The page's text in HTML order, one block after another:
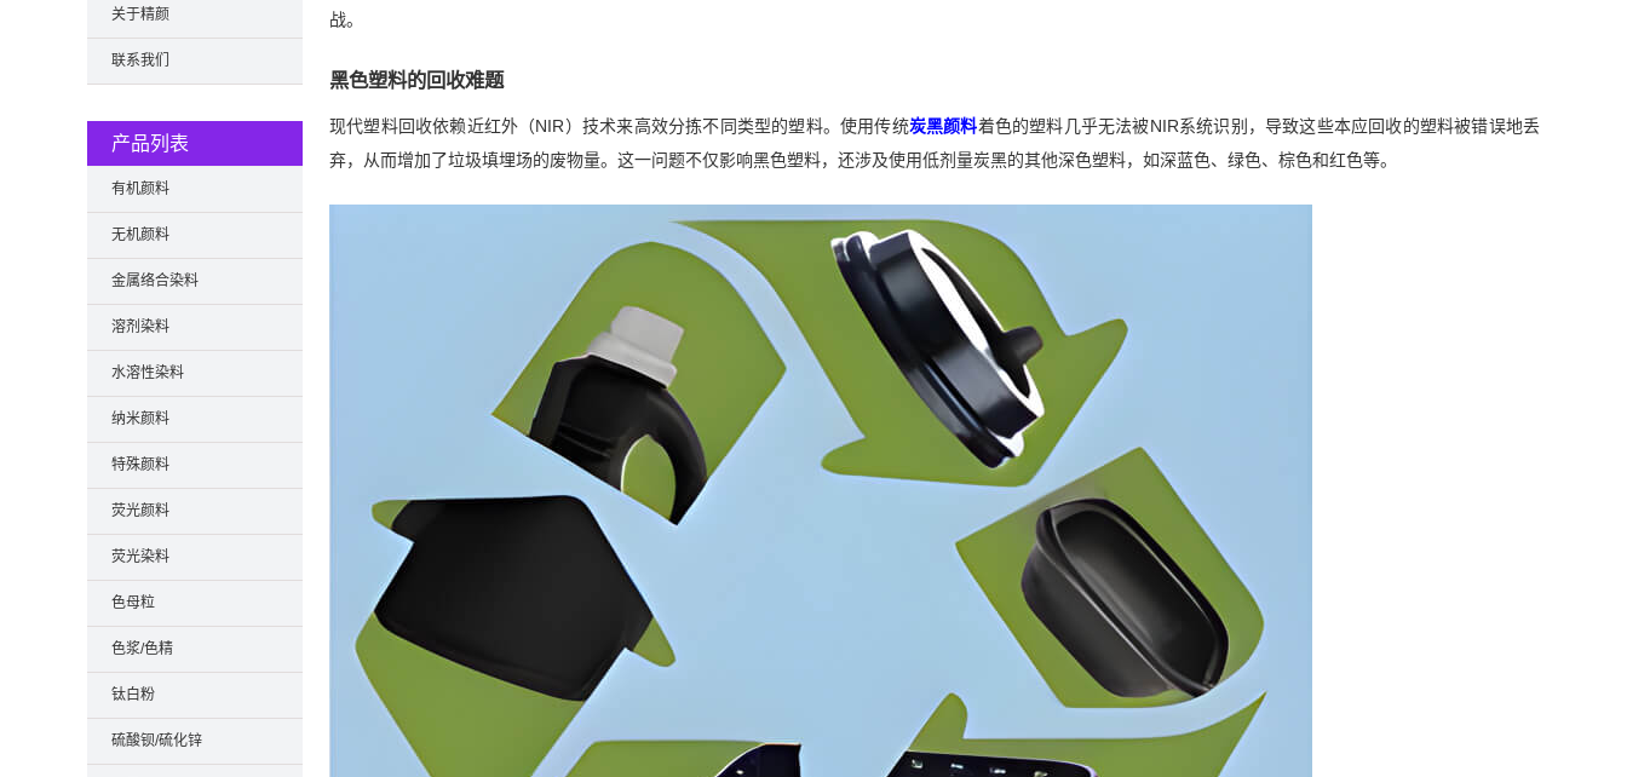
战。
黑色塑料的回收难题
现代塑料回收依赖近红外（NIR）技术来高效分拣不同类型的塑料。使用传统炭黑颜料着色的塑料几乎无法被NIR系统识别，导致这些本应回收的塑料被错误地丢
弃，从而增加了垃圾填埋场的废物量。这一问题不仅影响黑色塑料，还涉及使用低剂量炭黑的其他深色塑料，如深蓝色、绿色、棕色和红色等。
关于精颜
联系我们
产品列表
有机颜料
无机颜料
金属络合染料
溶剂染料
水溶性染料
纳米颜料
特殊颜料
荧光颜料
荧光染料
色母粒
色浆/色精
钛白粉
硫酸钡/硫化锌